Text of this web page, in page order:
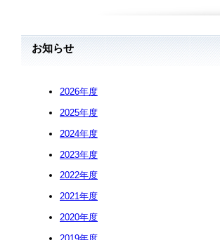
お知らせ
2026年度
2025年度
2024年度
2023年度
2022年度
2021年度
2020年度